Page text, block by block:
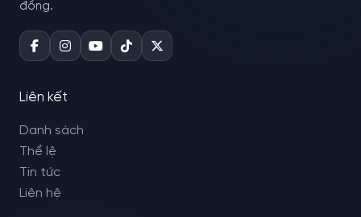
đồng.
Liên kết
Danh sách
Thể lệ
Tin tức
Liên hệ